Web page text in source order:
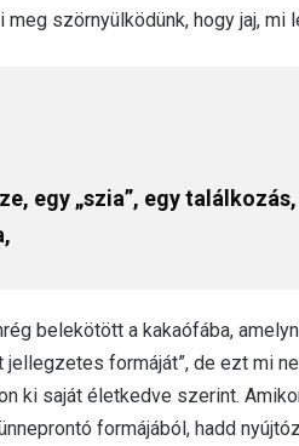
meg szörnyülködünk, hogy jaj, mi
egy „szia”, egy
belekötött a kakaófába,
jellegzetes formáját”, de ezt mi
ki saját életkedve szerint.
formájából, hadd